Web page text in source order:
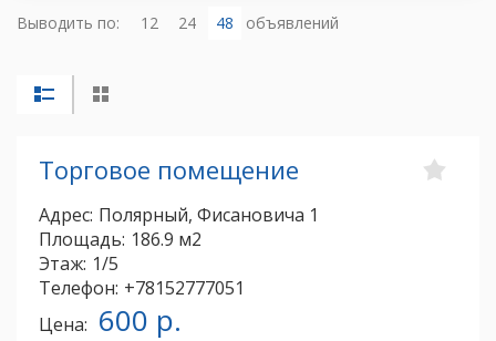
Выводить по: 12 24 48 объявлений
Торговое помещение
Адрес: Полярный, Фисановича 1
Площадь: 186.9 м2
Этаж: 1/5
Телефон: +78152777051
Цена: 600 р.